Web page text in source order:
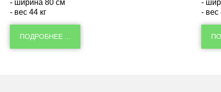
- ширина 80 см
- вес 44 кг
ПОДРОБНЕЕ ...
-
- вес